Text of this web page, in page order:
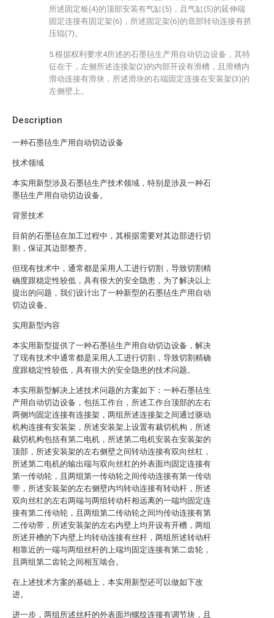
Description
一种石墨毡生产用自动切边设备
技术领域
本实用新型涉及石墨毡生产技术领域，特别是涉及一种石
墨毡生产用自动切边设备。
背景技术
目前的石墨毡在加工过程中，其根据需要对其边部进行切
割，保证其边部整齐。
但现有技术中，通常都是采用人工进行切割，导致切割精
确度跟稳定性较低，具有很大的安全隐患，为了解决以上
提出的问题，我们设计出了一种新型的石墨毡生产用自动
切边设备。
实用新型内容
本实用新型提供了一种石墨毡生产用自动切边设备，解决
了现有技术中通常都是采用人工进行切割，导致切割精确
度跟稳定性较低，具有很大的安全隐患的技术问题。
本实用新型解决上述技术问题的方案如下：一种石墨毡生
产用自动切边设备，包括工作台，所述工作台顶部的左右
两侧均固定连接有连接架，两组所述连接架之间通过驱动
机构连接有安装架，所述安装架上设置有裁切机构，所述
裁切机构包括有第二电机，所述第二电机安装在安装架的
顶部，所述安装架的左右侧壁之间转动连接有双向丝杠，
所述第二电机的输出端与双向丝杠的外表面均固定连接有
第一传动轮，且两组第一传动轮之间传动连接有第一传动
带，所述安装架的左右侧壁内均转动连接有转动杆，所述
双向丝杠的左右两端与两组转动杆相远离的一端均固定连
接有第二传动轮，且两组第二传动轮之间均传动连接有第
二传动带，所述安装架的左右内壁上均开设有开槽，两组
所述开槽的下内壁上均转动连接有丝杆，两组所述转动杆
相靠近的一端与两组丝杆的上端均固定连接有第二齿轮，
且两组第二齿轮之间相互啮合。
在上述技术方案的基础上，本实用新型还可以做如下改
进。
进一步，两组所述丝杆的外表面均螺纹连接有调节块，且
所述固定板(4)的顶部安装有气缸(5)，且气缸(5)的延伸端
固定连接有固定架(6)，所述固定架(6)的底部转动连接有挤
压辊(7)。
5.根据权利要求4所述的石墨毡生产用自动切边设备，其特
征在于，左侧所述连接架(2)的内部开设有滑槽，且滑槽内
滑动连接有滑块，所述滑块的右端固定连接在安装架(3)的
左侧壁上。